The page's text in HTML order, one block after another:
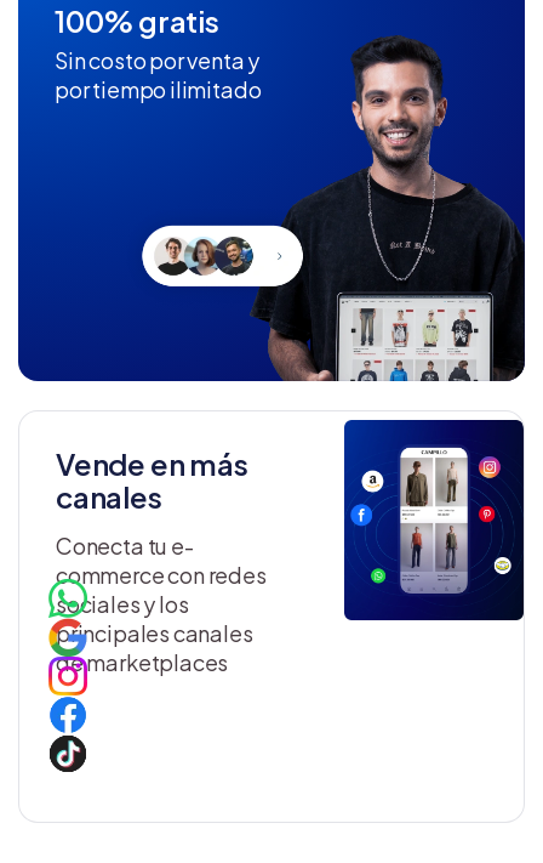
100% gratis
Sin costo por venta y
por tiempo ilimitado
Vende en más
canales
Conecta tu e-
commerce con redes
sociales y los
principales canales
de marketplaces